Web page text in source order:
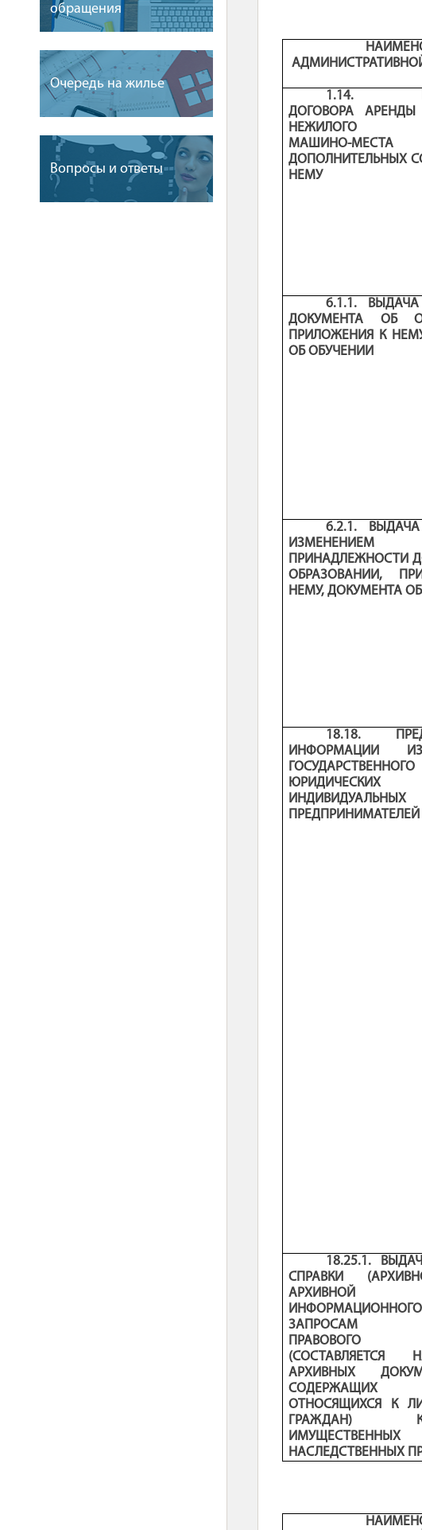
обращения
Очередь на жилье
Вопросы и ответы
1.14.
ДОГОВОРА АРЕНДЫ
НЕЖИЛОГО
МАШИНО-
ДОПОЛНИТЕЛЬНЫХ
НЕМУ
6.1.1.
ДОКУМЕНТА ОБ
ПРИЛОЖЕНИЯ К
ОБ ОБУЧЕНИИ
6.2.1.
ИЗМЕНЕНИЕМ
ПРИНАДЛЕЖНОСТИ
ОБРАЗОВАНИИ,
НЕМУ, ДОКУМЕНТА
18.18.
ИНФОРМАЦИИ
ИНДИВИДУАЛЬНЫХ
ПРЕДПРИНИМАТЕЛЕЙ
18.25.1.
СПРАВКИ
АРХИВНОЙ
ЗАПРОСАМ
ПРАВОВОГО
(СОСТАВЛЯЕТСЯ
АРХИВНЫХ
СОДЕРЖАЩИХ
ОТНОСЯЩИХСЯ К
ГРАЖДАН)
НАСЛЕДСТВЕННЫХ